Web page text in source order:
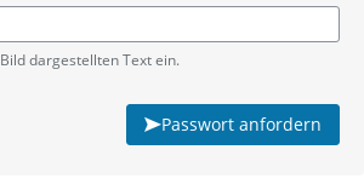
dargestellten Text ein.
Passwort anfordern